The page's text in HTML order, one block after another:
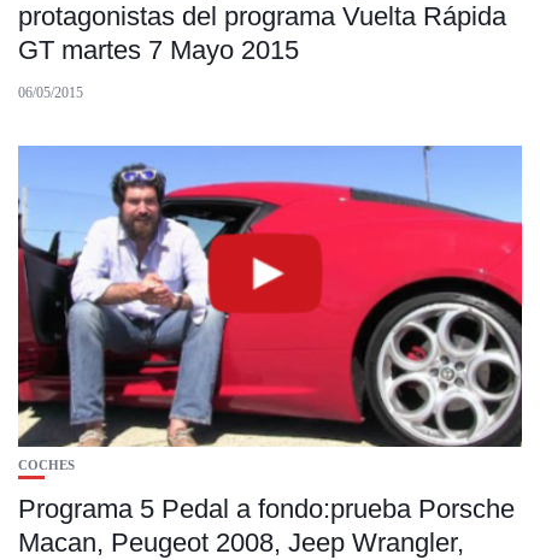
protagonistas del programa Vuelta Rápida
GT martes 7 Mayo 2015
06/05/2015
COCHES
Programa 5 Pedal a fondo:prueba Porsche
Macan, Peugeot 2008, Jeep Wrangler,